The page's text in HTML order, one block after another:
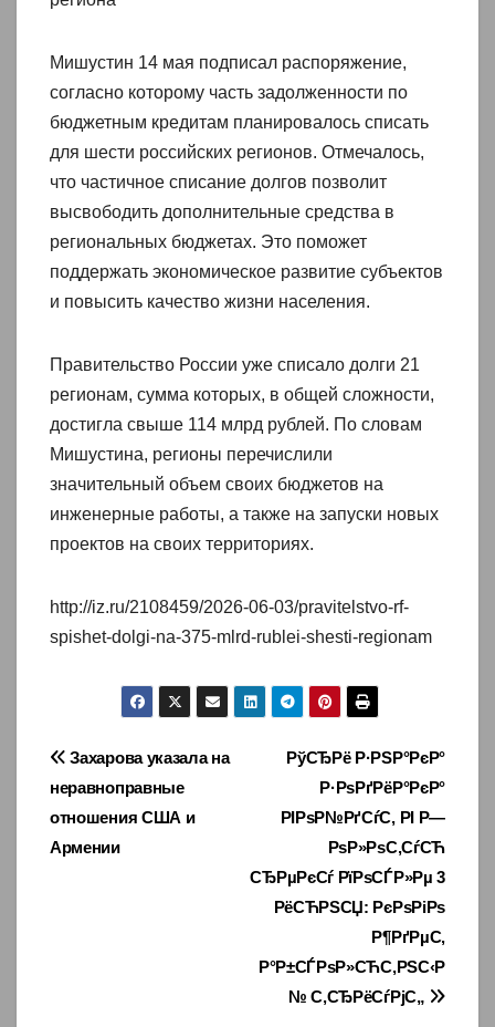
Мишустин 14 мая подписал распоряжение,
согласно которому часть задолженности по
бюджетным кредитам планировалось списать
для шести российских регионов. Отмечалось,
что частичное списание долгов позволит
высвободить дополнительные средства в
региональных бюджетах. Это поможет
поддержать экономическое развитие субъектов
и повысить качество жизни населения.
Правительство России уже списало долги 21
регионам, сумма которых, в общей сложности,
достигла свыше 114 млрд рублей. По словам
Мишустина, регионы перечислили
значительный объем своих бюджетов на
инженерные работы, а также на запуски новых
проектов на своих территориях.
http://iz.ru/2108459/2026-06-03/pravitelstvo-rf-
spishet-dolgi-na-375-mlrd-rublei-shesti-regionam
Навигация
по
записям
РўСЂРё Р·РЅР°РєР°
Р·РѕРґРёР°РєР°
РІРѕР№РґСѓС‚ РІ Р—
РѕР»РѕС‚СѓСЋ
СЂРµРєСѓ РїРѕСЃР»Рµ 3
РёСЋРЅСЏ: РєРѕРіРѕ
Р¶РґРµС‚
Р°Р±СЃРѕР»СЋС‚РЅС‹Р
№ С‚СЂРёСѓРјС„
Захарова указала на
неравноправные
отношения США и
Армении